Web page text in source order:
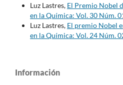
Luz Lastres, El Premio Nobel
en la Química: Vol. 30 Núm.
Luz Lastres, El premio Nobel
en la Química: Vol. 24 Núm.
Información